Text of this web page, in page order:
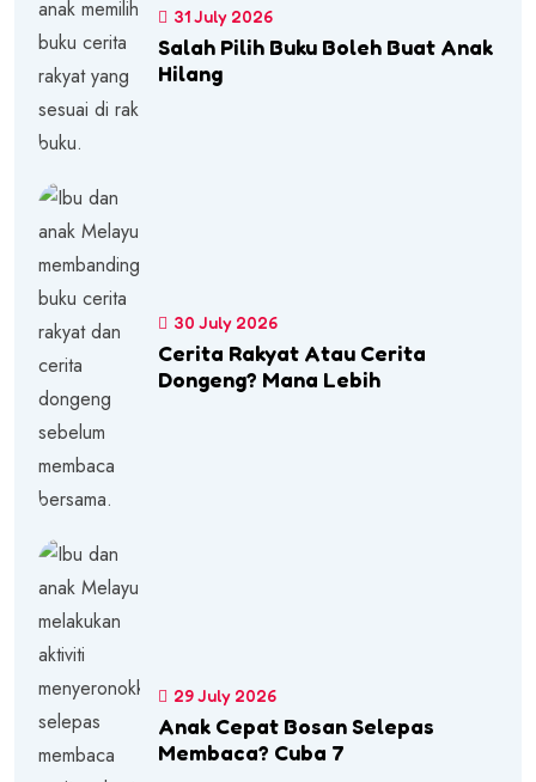
31 July 2026
Salah Pilih Buku Boleh Buat Anak
Hilang
30 July 2026
Cerita Rakyat Atau Cerita
Dongeng? Mana Lebih
29 July 2026
Anak Cepat Bosan Selepas
Membaca? Cuba 7